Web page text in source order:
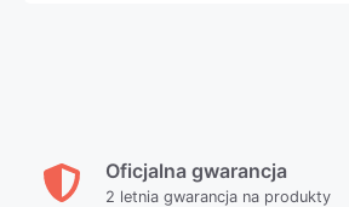
Oficjalna gwarancja
2 letnia gwarancja na produkty